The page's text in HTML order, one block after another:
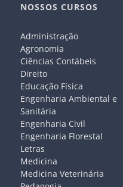
NOSSOS CURSOS
Administração
Agronomia
Ciências Contábeis
Direito
Educação Física
Engenharia Ambiental e
Sanitária
Engenharia Civil
Engenharia Florestal
Letras
Medicina
Medicina Veterinária